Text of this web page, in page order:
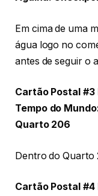
Em cima de uma
água logo no
antes de seguir o
Cartão Postal #3
Tempo do
Quarto 206
Dentro do Quarto
Cartão Postal #4